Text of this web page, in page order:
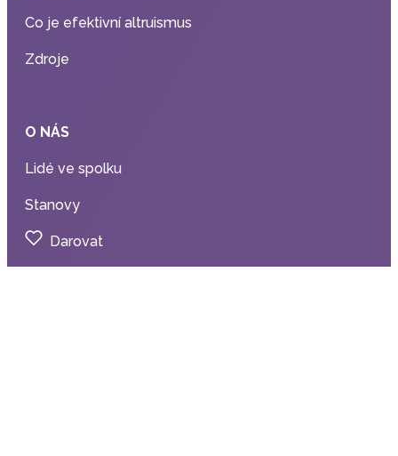
Co je efektivní altruismus
Zdroje
O NÁS
Lidé ve spolku
Stanovy
Darovat